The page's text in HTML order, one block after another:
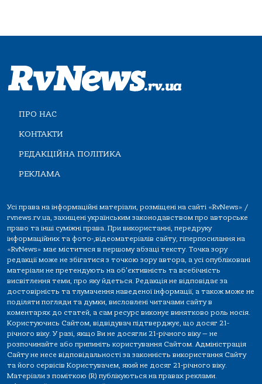
ПРО НАС
КОНТАКТИ
РЕДАКЦІЙНА ПОЛІТИКА
РЕКЛАМА
Усі права на інформаційні матеріали, розміщені на сайті «RvNews» /
rvnews.rv.ua, захищені українським законодавством про авторське
право та інші суміжні права. При використанні, передруку
інформаційних та фото-,відеоматеріалів сайту, гіперпосилання на
«RvNews» має міститися в першому абзаці тексту. Точка зору
редакції може не збігатися з точкою зору автора, а усі опубліковані
матеріали не претендують на об'єктивність та всебічність
висвітлення теми, про яку йдеться. Редакція не відповідає за
достовірність та тлумачення наведеної інформації, а також може не
поділяти погляди та думки, висловлені читачами сайту в
коментарях до статей, а сам ресурс виконує винятково роль носія.
Користуючись Сайтом, відвідувач підтверджує, що досяг 21-
річного віку. У разі, якщо Ви не досягли 21-річного віку — не
розпочинайте або припиніть користування Сайтом. Адміністрація
Сайту не несе відповідальності за законність використання Сайту
та його сервісів Користувачем, який не досяг 21-річного віку.
Матеріали з поміткою (R) публікуються на правах реклами.